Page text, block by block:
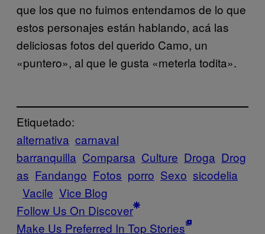
que los que no fuimos entendamos de lo que
estos personajes están hablando, acá las
deliciosas fotos del querido Camo, un
«puntero», al que le gusta «meterla todita».
Etiquetado:
alternativa carnaval
barranquilla Comparsa Culture Droga Drog
as Fandango Fotos porro Sexo sicodelia
Vacile Vice Blog
Follow Us On Discover
Make Us Preferred In Top Stories